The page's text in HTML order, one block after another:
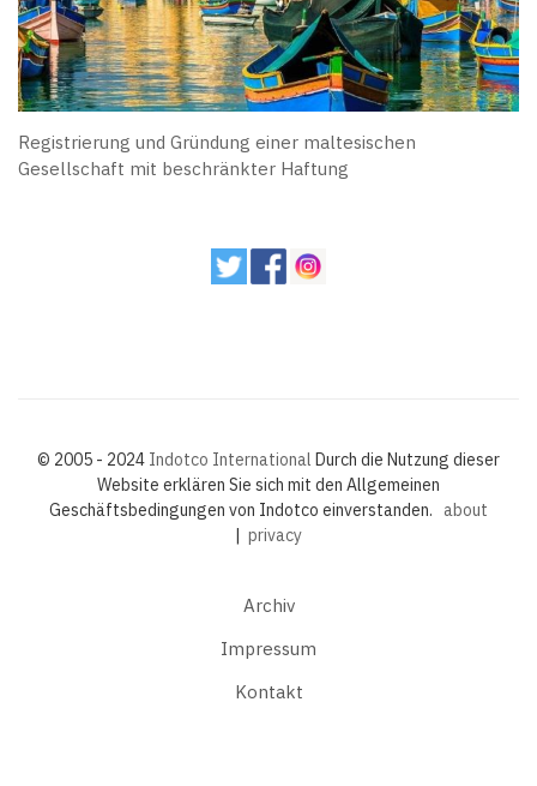
Registrierung und Gründung einer maltesischen
Gesellschaft mit beschränkter Haftung
© 2005 - 2024 Indotco International Durch die Nutzung dieser
Website erklären Sie sich mit den Allgemeinen
Geschäftsbedingungen von Indotco einverstanden. about
privacy
Archiv
Impressum
Kontakt